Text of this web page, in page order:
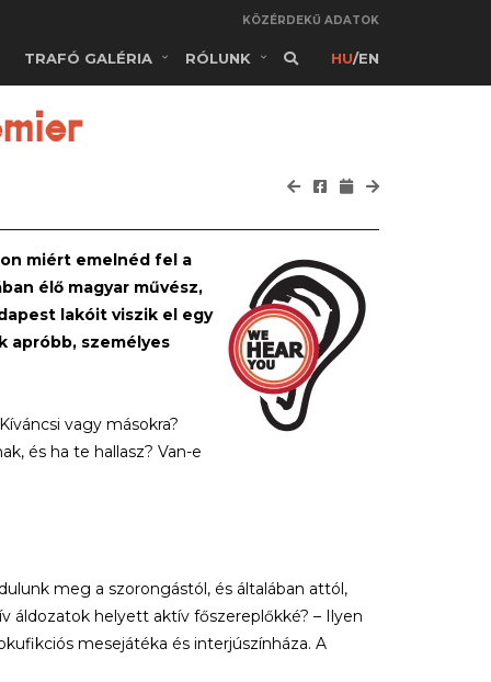
KÖZÉRDEKŰ ADATOK
TRAFÓ GALÉRIA RÓLUNK HU/EN
miért emelnéd fel a
élő magyar művész,
lakóit viszik el egy
apróbb, személyes
vagy másokra?
és ha te hallasz? Van-e
meg a szorongástól, és általában attól,
áldozatok helyett aktív főszereplőkké? – Ilyen
mesejátéka és interjúszínháza. A